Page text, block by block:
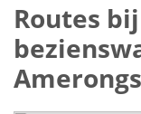
Routes bij